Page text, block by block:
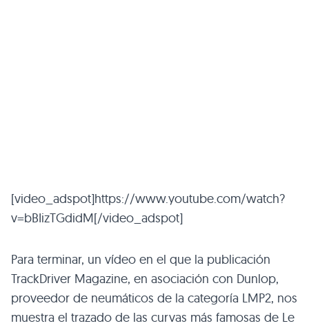
[video_adspot]https://www.youtube.com/watch?
v=bBIizTGdidM[/video_adspot]
Para terminar, un vídeo en el que la publicación
TrackDriver Magazine, en asociación con Dunlop,
proveedor de neumáticos de la categoría LMP2, nos
muestra el trazado de las curvas más famosas de Le